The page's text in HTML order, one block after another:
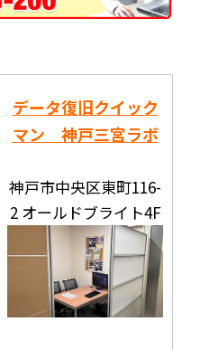
データ復旧クイック
マン 神戸三宮ラボ
神戸市中央区東町116-
2 オールドブライト4F